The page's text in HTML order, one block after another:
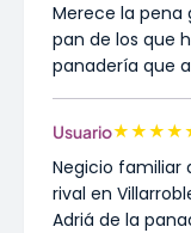
Merece la pena
pan de los que
panadería que
Usuario★★★★
Negicio familiar
rival en
Adriá de la